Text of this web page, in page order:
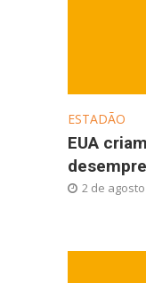
ESTADÃO
EUA
2 de